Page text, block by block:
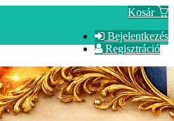
Kosár
Bejelentkezés
Regisztráció